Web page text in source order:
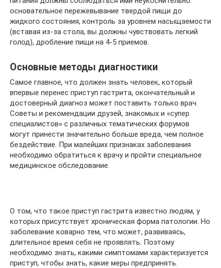
основательное пережевывание твердой пищи до
жидкого состояния, контроль за уровнем насыщаемости
(вставая из-за стола, вы должны чувствовать легкий
голод), дробление пищи на 4-5 приемов.
Основные методы диагностики
Самое главное, что должен знать человек, который
впервые перенес приступ гастрита, окончательный и
достоверный диагноз может поставить только врач.
Советы и рекомендации друзей, знакомых и «супер
специалистов» с различных тематических форумов
могут принести значительно больше вреда, чем полное
бездействие. При малейших признаках заболевания
необходимо обратиться к врачу и пройти специальное
медицинское обследование.
О том, что такое приступ гастрита известно людям, у
которых присутствует хроническая форма патологии. Но
заболевание коварно тем, что может, развиваясь,
длительное время себя не проявлять. Поэтому
необходимо знать, какими симптомами характеризуется
приступ, чтобы знать, какие меры предпринять.